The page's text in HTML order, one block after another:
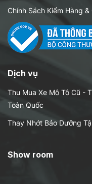
Chính Sách Kiểm Hàng &
Dịch vụ
Thu Mua Xe Mô Tô Cũ -
Toàn Quốc
Thay Nhớt Bảo Dưỡng
Show room